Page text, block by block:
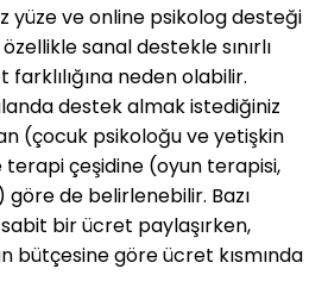
yüze ve online psikolog desteği
sanal destekle sınırlı
neden olabilir.
destek almak istediğiniz
(çocuk psikoloğu ve yetişkin
terapi çeşidine (oyun terapisi,
göre de belirlenebilir. Bazı
bir ücret paylaşırken,
bütçesine göre ücret kısmında